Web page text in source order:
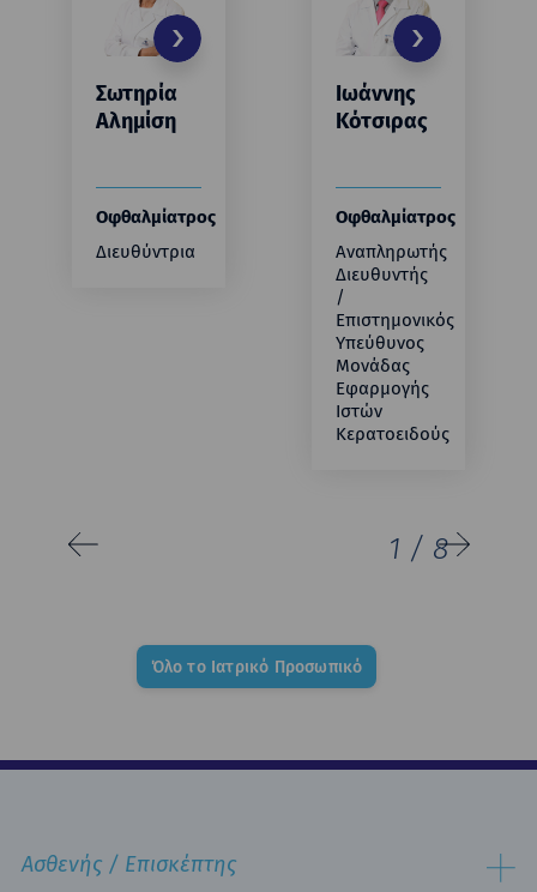
Σωτηρία
Αλημίση
Οφθαλμίατρος
Διευθύντρια
Ιωάννης
Κότσιρας
Οφθαλμίατρος
Αναπληρωτής
Διευθυντής
/
Επιστημονικός
Υπεύθυνος
Μονάδας
Εφαρμογής
Ιστών
Κερατοειδούς
1 / 8
Όλο το Ιατρικό Προσωπικό
Ασθενής / Επισκέπτης